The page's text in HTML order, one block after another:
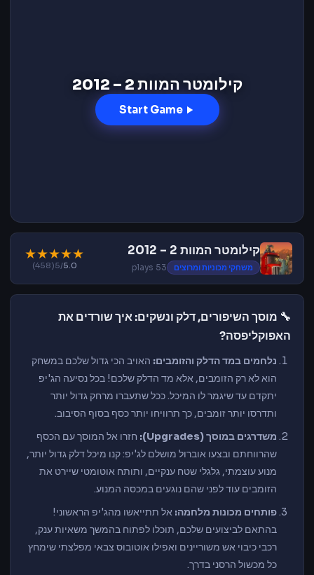
קילומטר המוות 2 – 2012
Start Game
קילומטר המוות 2 – 2012
משחקי מכוניות ומרוצים 53 plays
★
★
★
★
★
5.0
/5
(458)
🔧 מוסך השיפורים, דלק ונשקים: איך שורדים את
האפוקליפסה?
נלחמים במד הדלק והזומבים: האויב הכי גדול שלכם במשחק
הוא לא רק הזומבים, אלא מד הדלק שלכם! בכל נסיעה הג'יפ
יתקדם עד שיגמר לו המיכל. ככל שתעברו מרחק גדול יותר
ותדרסו יותר זומבים, כך תרוויחו יותר כסף בסוף הסיבוב.
משדרגים במוסך (Upgrades):
חזרו אל המוסך עם הכסף
שהרווחתם ובצעו אוברול מושלם לג'יפ: קנו מיכל דלק גדול יותר,
מנוע עוצמתי, גלגלי שטח ענקיים, ותותח אוטומטי שיירט את
הזומבים עוד לפני שהם נוגעים במכסה המנוע.
פותחים מכונות מלחמה: אל תתייאשו מהג'יפ הראשוני!
בהתאם לביצועים שלכם, תוכלו לפתוח בהמשך משאיות ענק,
רכבי כיבוי אש משוריינים ואפילו אוטובוס צבאי מפלצתי שימחץ
כל מכשול הרסני בדרך.